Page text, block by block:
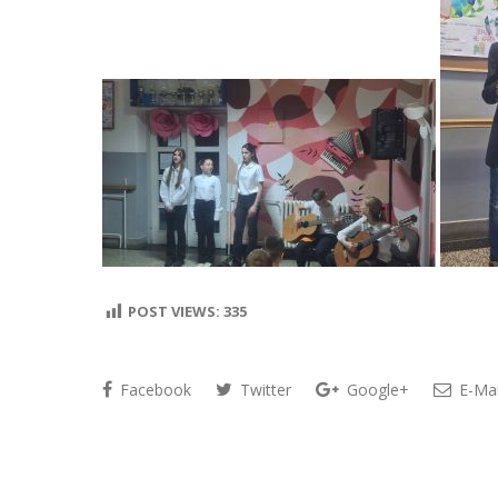
POST VIEWS: 335
Facebook Twitter Google+ E-